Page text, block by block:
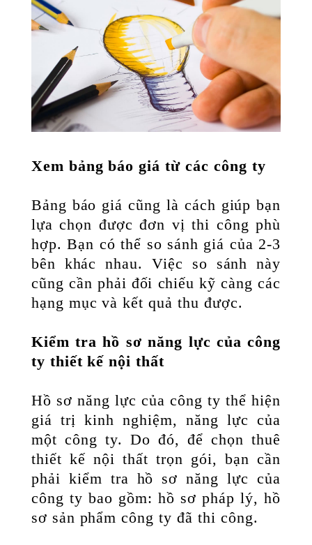
Xem bảng báo giá từ các công ty
Bảng báo giá cũng là cách giúp bạn
lựa chọn được đơn vị thi công phù
hợp. Bạn có thể so sánh giá của 2-3
bên khác nhau. Việc so sánh này
cũng cần phải đối chiếu kỹ càng các
hạng mục và kết quả thu được.
Kiểm tra hồ sơ năng lực của công
ty thiết kế nội thất
Hồ sơ năng lực của công ty thể hiện
giá trị kinh nghiệm, năng lực của
một công ty. Do đó, để chọn thuê
thiết kế nội thất trọn gói, bạn cần
phải kiểm tra hồ sơ năng lực của
công ty bao gồm: hồ sơ pháp lý, hồ
sơ sản phẩm công ty đã thi công.